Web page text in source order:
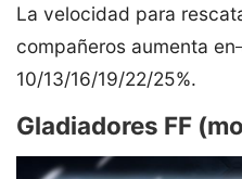
La velocidad para
compañeros aumenta en
10/13/16/19/22/25%.
Gladiadores FF